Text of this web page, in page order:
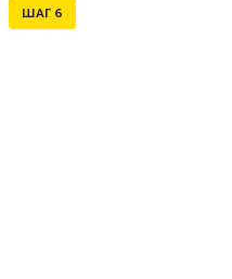
ШАГ 6